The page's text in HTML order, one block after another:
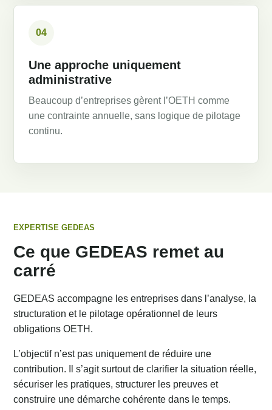
04
Une approche uniquement
administrative
Beaucoup d’entreprises gèrent l’OETH comme
une contrainte annuelle, sans logique de pilotage
continu.
EXPERTISE GEDEAS
Ce que GEDEAS remet au
carré
GEDEAS accompagne les entreprises dans l’analyse, la
structuration et le pilotage opérationnel de leurs
obligations OETH.
L’objectif n’est pas uniquement de réduire une
contribution. Il s’agit surtout de clarifier la situation réelle,
sécuriser les pratiques, structurer les preuves et
construire une démarche cohérente dans le temps.